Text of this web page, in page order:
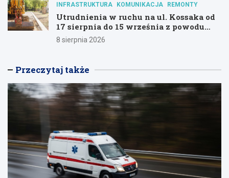
INFRASTRUKTURA KOMUNIKACJA REMONTY
Utrudnienia w ruchu na ul. Kossaka od
17 sierpnia do 15 września z powodu
modernizacji
8 sierpnia 2026
Przeczytaj także